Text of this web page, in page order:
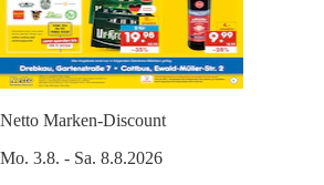
Netto Marken-Discount
Mo. 3.8. - Sa. 8.8.2026